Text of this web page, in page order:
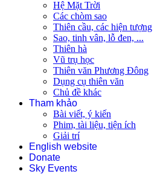
Hệ Mặt Trời
Các chòm sao
Thiên cầu, các hiện tượng
Sao, tinh vân, lỗ đen, ...
Thiên hà
Vũ trụ học
Thiên văn Phương Đông
Dụng cụ thiên văn
Chủ đề khác
Tham khảo
Bài viết, ý kiến
Phim, tài liệu, tiện ích
Giải trí
English website
Donate
Sky Events